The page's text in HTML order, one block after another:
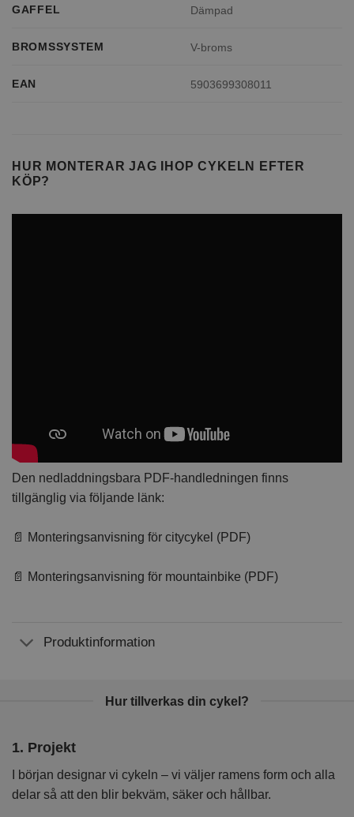
GAFFEL Dämpad
BROMSSYSTEM V-broms
EAN 5903699308011
HUR MONTERAR JAG IHOP CYKELN EFTER
KÖP?
Den nedladdningsbara PDF-handledningen finns
tillgänglig via följande länk:
📄 Monteringsanvisning för citycykel (PDF)
📄 Monteringsanvisning för mountainbike (PDF)
Produktinformation
Hur tillverkas din cykel?
1. Projekt
I början designar vi cykeln – vi väljer ramens form och alla
delar så att den blir bekväm, säker och hållbar.